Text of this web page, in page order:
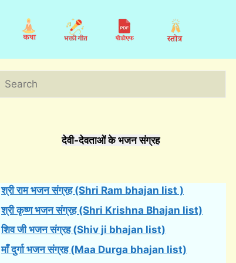
Search
देवी-देवताओं के भजन संग्रह
श्री राम भजन संग्रह (Shri Ram bhajan list )
श्री कृष्ण भजन संग्रह (Shri Krishna Bhajan list)
शिव जी भजन संग्रह (Shiv ji bhajan list)
माँ दुर्गा भजन संग्रह (Maa Durga bhajan list)